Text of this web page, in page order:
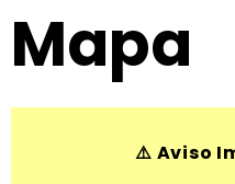
Mapa
⚠️ Aviso